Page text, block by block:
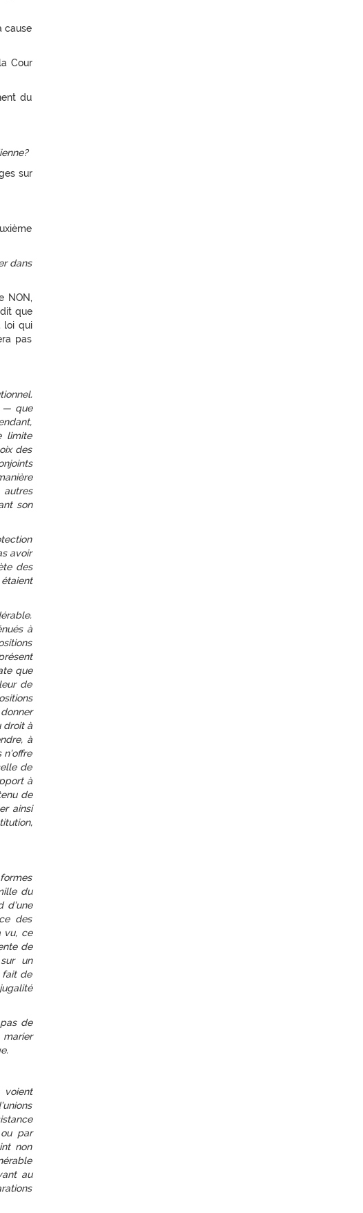
cause
Cour
du
sur
dans
NON,
que
loi qui
pas
— que
limite
des
son
avoir
des
à
que
de
droit à
à
de
à
de
ainsi
du
d’une
des
vu, ce
de
un
fait de
de
voient
par
non
au